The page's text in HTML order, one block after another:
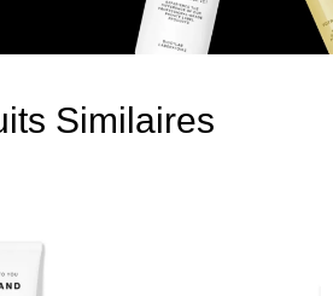
Similaires